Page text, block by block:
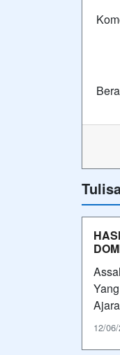
12/